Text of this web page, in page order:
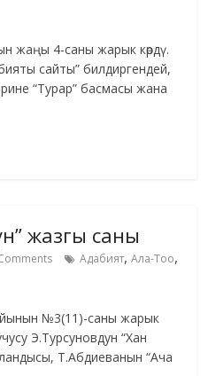
жаңы 4-саны жарык көрдү.
сайты” билдиргендей,
“Турар” басмасы жана
жазгы саны
Адабият,Ала-Тоо,
№3(11)-саны жарык
Э.Турсуновдун “Хан
Т.Абдиеванын “Ача